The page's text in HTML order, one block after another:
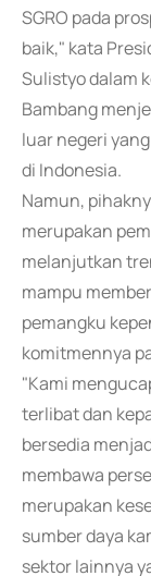
SGRO pada
baik," kata
Sulistyo dalam
Bambang
luar negeri
di Indonesia.
Namun,
merupakan
melanjutkan
mampu
pemangku
komitmennya
"Kami
terlibat dan
bersedia
membawa
merupakan
sumber daya
sektor lainnya